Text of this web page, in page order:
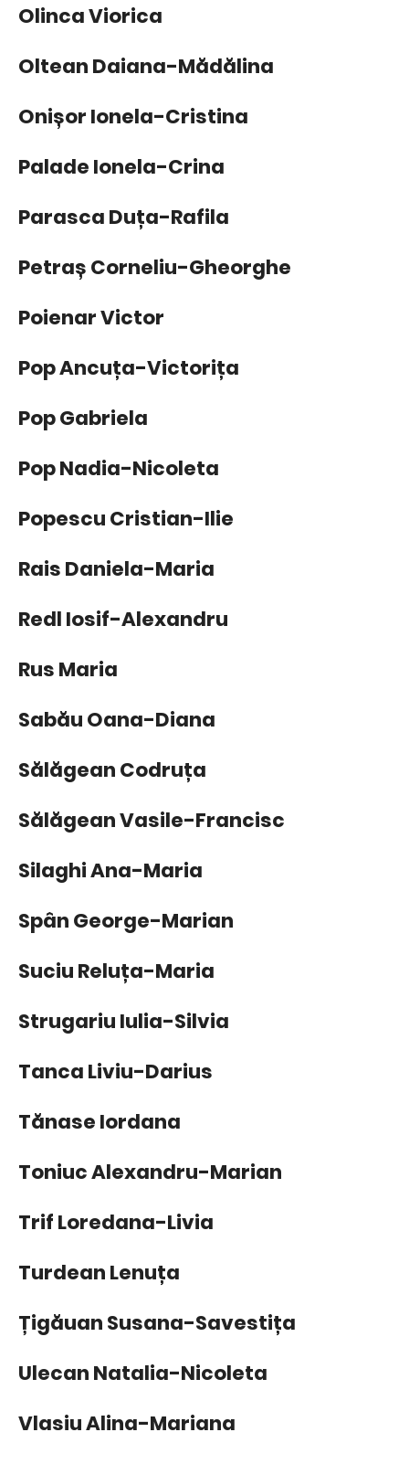
Olinca Viorica
Oltean Daiana-Mădălina
Onișor Ionela-Cristina
Palade Ionela-Crina
Parasca Duța-Rafila
Petraș Corneliu-Gheorghe
Poienar Victor
Pop Ancuța-Victorița
Pop Gabriela
Pop Nadia-Nicoleta
Popescu Cristian-Ilie
Rais Daniela-Maria
Redl Iosif-Alexandru
Rus Maria
Sabău Oana-Diana
Sălăgean Codruța
Sălăgean Vasile-Francisc
Silaghi Ana-Maria
Spân George-Marian
Suciu Reluța-Maria
Strugariu Iulia-Silvia
Tanca Liviu-Darius
Tănase Iordana
Toniuc Alexandru-Marian
Trif Loredana-Livia
Turdean Lenuța
Țigăuan Susana-Savestița
Ulecan Natalia-Nicoleta
Vlasiu Alina-Mariana